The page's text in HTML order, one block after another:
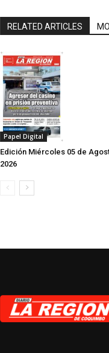
RELATED ARTICLES
Papel Digital
Edición Miércoles 05 de
2026